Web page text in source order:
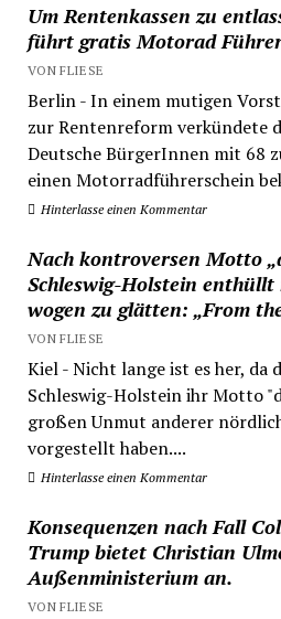
Um Rentenkassen zu
führt gratis Motorad
VON FLIESE
Berlin - In einem mutigen
zur Rentenreform verkündete
Deutsche BürgerInnen mit 68
einen Motorradführerschein
Hinterlasse einen Kommentar
Nach kontroversen Motto
Schleswig-Holstein
wogen zu glätten: „From
VON FLIESE
Kiel - Nicht lange ist es her, da
Schleswig-Holstein ihr Motto
großen Unmut anderer
vorgestellt haben....
Hinterlasse einen Kommentar
Konsequenzen nach Fall
Trump bietet Christian
Außenministerium an.
VON FLIESE